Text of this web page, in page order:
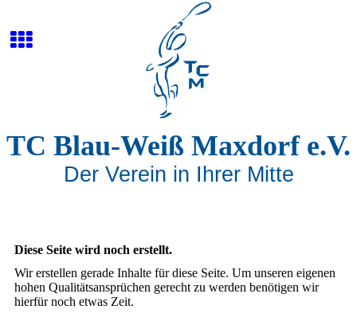
TC Blau-Weiß Maxdorf e.V.
Der Verein in Ihrer Mitte
Diese Seite wird noch erstellt.
Wir erstellen gerade Inhalte für diese Seite. Um unseren eigenen
hohen Qualitätsansprüchen gerecht zu werden benötigen wir
hierfür noch etwas Zeit.